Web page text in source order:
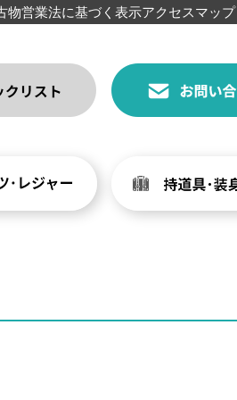
物営業法に基づく表示アクセスマップ